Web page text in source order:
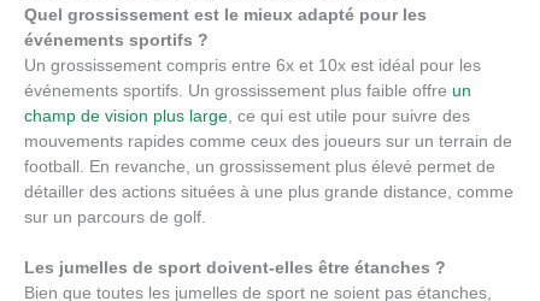
Quel grossissement est le mieux adapté pour les
événements sportifs ?
Un grossissement compris entre 6x et 10x est idéal pour les
événements sportifs. Un grossissement plus faible offre un
champ de vision plus large , ce qui est utile pour suivre des
mouvements rapides comme ceux des joueurs sur un terrain de
football. En revanche, un grossissement plus élevé permet de
détailler des actions situées à une plus grande distance, comme
sur un parcours de golf.
Les jumelles de sport doivent-elles être étanches ?
Bien que toutes les jumelles de sport ne soient pas étanches,